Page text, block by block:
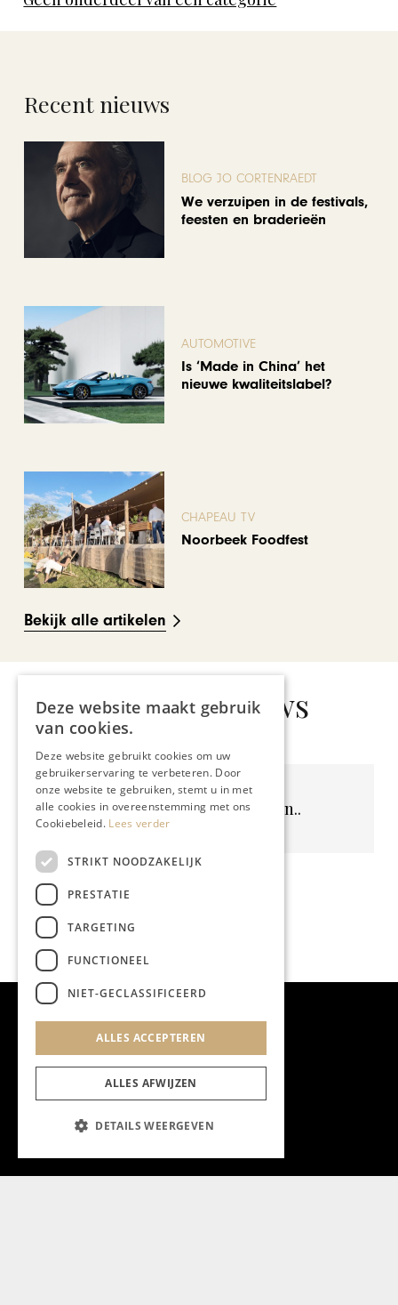
Recent nieuws
BLOG JO CORTENRAEDT
We verzuipen in de festivals,
feesten en braderieën
AUTOMOTIVE
Is ‘Made in China’ het
nieuwe kwaliteitslabel?
CHAPEAU TV
Noorbeek Foodfest
Bekijk alle artikelen
Gerelateerd nieuws
Geen resultaten gevonden..
Deze website maakt gebruik
van cookies.
Deze website gebruikt cookies om uw
gebruikerservaring te verbeteren. Door
onze website te gebruiken, stemt u in met
alle cookies in overeenstemming met ons
Cookiebeleid. Lees verder
STRIKT NOODZAKELIJK
PRESTATIE
TARGETING
FUNCTIONEEL
NIET-GECLASSIFICEERD
ALLES ACCEPTEREN
ALLES AFWIJZEN
DETAILS WEERGEVEN